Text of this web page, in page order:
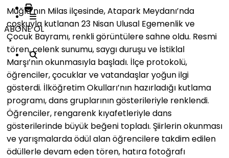
ABONE OL
Muğla’nın Milas ilçesinde, Atapark Meydanı’nda
coşkuyla kutlanan 23 Nisan Ulusal Egemenlik ve
Çocuk Bayramı, renkli görüntülere sahne oldu. Resmi
tören, çelenk sunumu, saygı duruşu ve İstiklal
Marşı’nın okunmasıyla başladı. İlçe protokolü,
öğrenciler, çocuklar ve vatandaşlar yoğun ilgi
gösterdi. İlköğretim Okulları’nın hazırladığı kutlama
programı, dans gruplarının gösterileriyle renklendi.
Öğrenciler, rengarenk kıyafetleriyle dans
gösterilerinde büyük beğeni topladı. Şiirlerin okunması
ve yarışmalarda ödül alan öğrencilere takdim edilen
ödüllerle devam eden tören, hatıra fotoğrafı